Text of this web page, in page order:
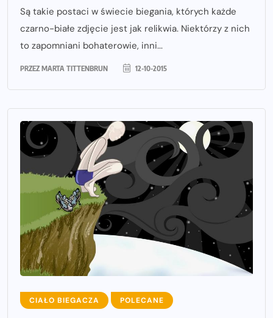
Są takie postaci w świecie biegania, których każde
czarno-białe zdjęcie jest jak relikwia. Niektórzy z nich
to zapomniani bohaterowie, inni...
PRZEZ MARTA TITTENBRUN 12-10-2015
CIAŁO BIEGACZA POLECANE